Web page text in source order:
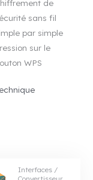
de
sans fil
par simple
sur le
WPS
Interfaces /